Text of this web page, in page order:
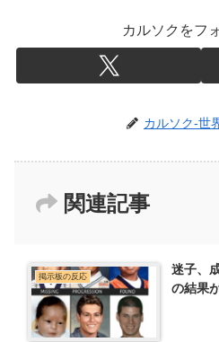
カルソクをフ
カルソク-世
関連記事
掲示板の反応
迷子、
の結果